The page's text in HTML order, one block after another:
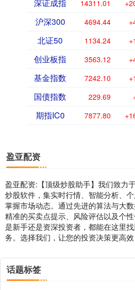
深证成指 14311.01
沪深300 4694.44
北证50 1134.24
创业板指 3563.12
基金指数 7242.10
国债指数 229.69
期指IC0 7877.80
盈亚配资
盈亚配资:【顶级炒股助手】我们致力
炒股软件，集实时行情、智能分析、
掌握市场动态。通过先进的算法与大
精准的买卖点提示、风险评估以及个
是新手还是资深投资者，都能在这里
务。选择我们，让您的投资决策更高效
话题标签